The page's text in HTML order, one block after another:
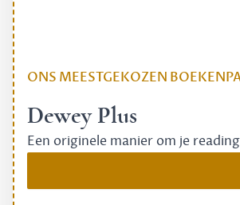
ONS MEESTGEKOZEN
Dewey Plus
Een originele manier om je